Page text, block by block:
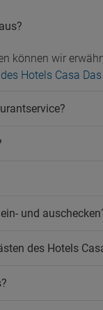
können wir
Hotels Casa
und
des Hotels